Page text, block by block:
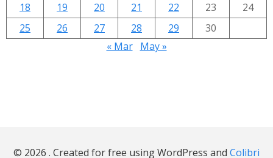
18
19 20 21 22 23
24
25
26 27 28 29
30
« Mar
May »
© 2026 . Created for free using WordPress and Colibri